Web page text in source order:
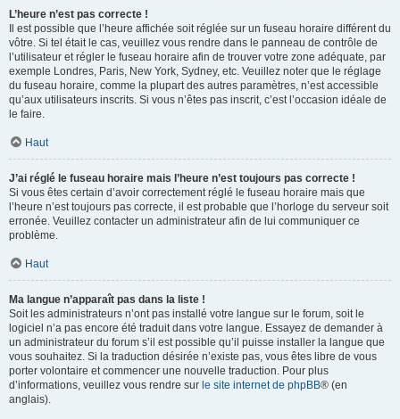
L’heure n’est pas correcte !
Il est possible que l’heure affichée soit réglée sur un fuseau horaire différent du
vôtre. Si tel était le cas, veuillez vous rendre dans le panneau de contrôle de
l’utilisateur et régler le fuseau horaire afin de trouver votre zone adéquate, par
exemple Londres, Paris, New York, Sydney, etc. Veuillez noter que le réglage
du fuseau horaire, comme la plupart des autres paramètres, n’est accessible
qu’aux utilisateurs inscrits. Si vous n’êtes pas inscrit, c’est l’occasion idéale de
le faire.
Haut
J’ai réglé le fuseau horaire mais l’heure n’est toujours pas correcte !
Si vous êtes certain d’avoir correctement réglé le fuseau horaire mais que
l’heure n’est toujours pas correcte, il est probable que l’horloge du serveur soit
erronée. Veuillez contacter un administrateur afin de lui communiquer ce
problème.
Haut
Ma langue n’apparaît pas dans la liste !
Soit les administrateurs n’ont pas installé votre langue sur le forum, soit le
logiciel n’a pas encore été traduit dans votre langue. Essayez de demander à
un administrateur du forum s’il est possible qu’il puisse installer la langue que
vous souhaitez. Si la traduction désirée n’existe pas, vous êtes libre de vous
porter volontaire et commencer une nouvelle traduction. Pour plus
d’informations, veuillez vous rendre sur le site internet de phpBB® (en
anglais).